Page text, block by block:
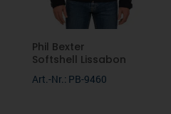
Phil Bexter
Softshell Lissabon
Art.-Nr.: PB-9460